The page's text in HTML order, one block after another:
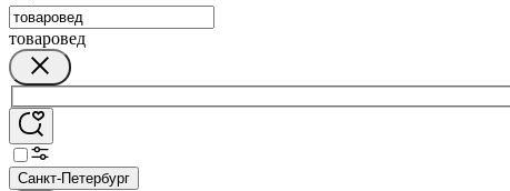
товаровед
Санкт-Петербург